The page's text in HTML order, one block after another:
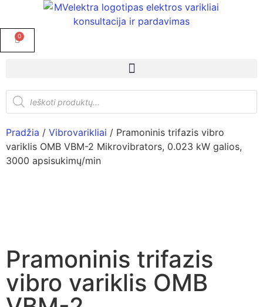
0
Pradžia / Vibrovarikliai / Pramoninis trifazis vibro
variklis OMB VBM-2 Mikrovibrators, 0.023 kW galios,
3000 apsisukimų/min
Pramoninis trifazis
vibro variklis OMB